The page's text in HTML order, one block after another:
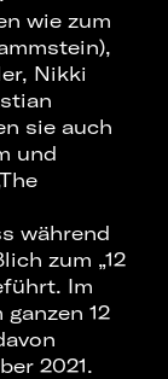
wie zum
Nikki
sie auch
und
während
zum „12
Im
12
2021.